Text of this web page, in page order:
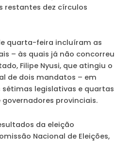
restantes dez círculos
quarta-feira incluíram as
– às quais já não concorreu
Filipe Nyusi, que atingiu o
de dois mandatos – em
legislativas e quartas
provinciais.
da eleição
Nacional de Eleições,